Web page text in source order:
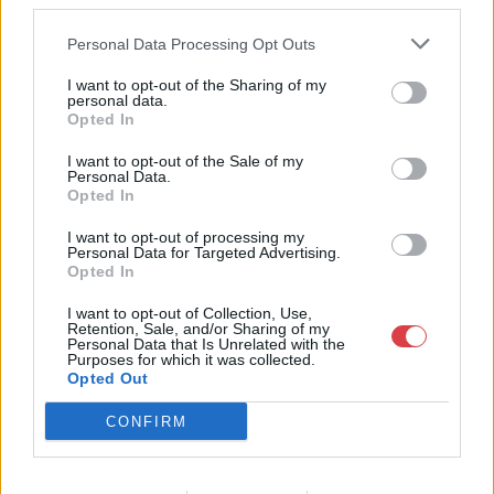
Personal Data Processing Opt Outs
I want to opt-out of the Sharing of my
personal data.
Opted In
I want to opt-out of the Sale of my
Personal Data.
Opted In
I want to opt-out of processing my
Personal Data for Targeted Advertising.
Opted In
I want to opt-out of Collection, Use,
Retention, Sale, and/or Sharing of my
Personal Data that Is Unrelated with the
Purposes for which it was collected.
Opted Out
CONFIRM
Weboldal:
bútorok, szőnyegek, üveg, porcelán és ezüst tárgyak, ékszerek,
néprajzi tárgyak értékesítése és aukcionálása. Hagyatékok és
gyűjtemények árverezése. Ingyenes értékbecslés. Árveréseinkre
a tárgyfelvétel folyamatos.
GALÉRIA TOVÁBBI MŰTÁRGYAI
KAPCSOLÓDÓ MŰTÁRGYAK